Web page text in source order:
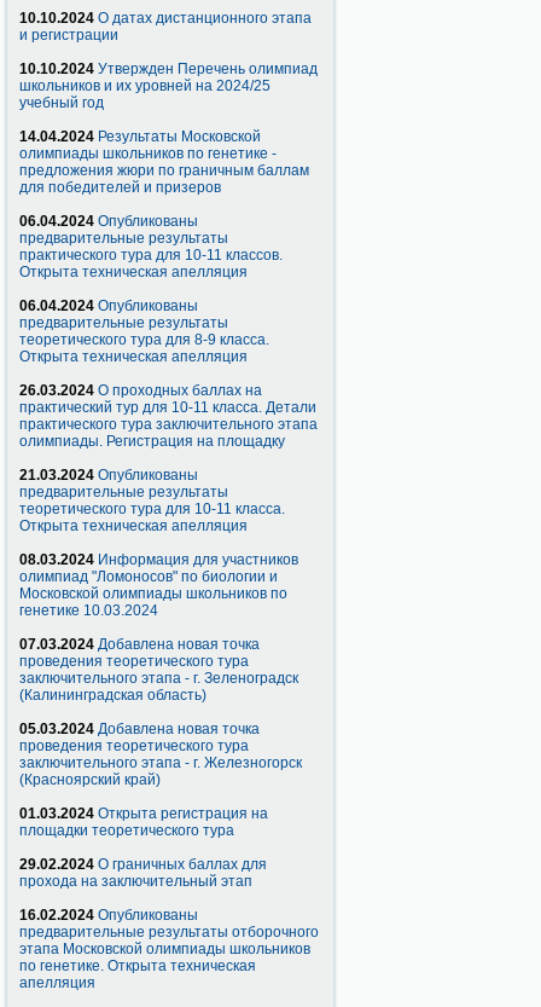
10.10.2024 О датах дистанционного этапа
и регистрации
10.10.2024 Утвержден Перечень олимпиад
школьников и их уровней на 2024/25
учебный год
14.04.2024 Результаты Московской
олимпиады школьников по генетике -
предложения жюри по граничным баллам
для победителей и призеров
06.04.2024 Опубликованы
предварительные результаты
практического тура для 10-11 классов.
Открыта техническая апелляция
06.04.2024 Опубликованы
предварительные результаты
теоретического тура для 8-9 класса.
Открыта техническая апелляция
26.03.2024 О проходных баллах на
практический тур для 10-11 класса. Детали
практического тура заключительного этапа
олимпиады. Регистрация на площадку
21.03.2024 Опубликованы
предварительные результаты
теоретического тура для 10-11 класса.
Открыта техническая апелляция
08.03.2024 Информация для участников
олимпиад "Ломоносов" по биологии и
Московской олимпиады школьников по
генетике 10.03.2024
07.03.2024 Добавлена новая точка
проведения теоретического тура
заключительного этапа - г. Зеленоградск
(Калининградская область)
05.03.2024 Добавлена новая точка
проведения теоретического тура
заключительного этапа - г. Железногорск
(Красноярский край)
01.03.2024 Открыта регистрация на
площадки теоретического тура
29.02.2024 О граничных баллах для
прохода на заключительный этап
16.02.2024 Опубликованы
предварительные результаты отборочного
этапа Московской олимпиады школьников
по генетике. Открыта техническая
апелляция